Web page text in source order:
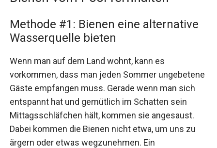
Methode #1: Bienen eine alternative
Wasserquelle bieten
Wenn man auf dem Land wohnt, kann es
vorkommen, dass man jeden Sommer ungebetene
Gäste empfangen muss. Gerade wenn man sich
entspannt hat und gemütlich im Schatten sein
Mittagsschläfchen hält, kommen sie angesaust.
Dabei kommen die Bienen nicht etwa, um uns zu
ärgern oder etwas wegzunehmen. Ein